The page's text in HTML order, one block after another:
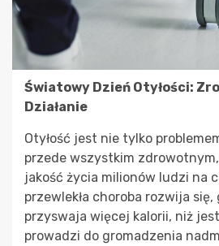
Światowy Dzień Otyłości:
Działanie
Otyłość jest nie tylko
przede wszystkim
jakość życia milionów ludzi na
przewlekła choroba rozwija
przyswaja więcej kalorii, niż
prowadzi do gromadzenia